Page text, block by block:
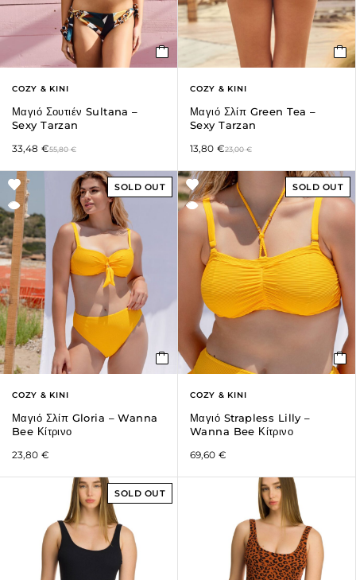
COZY & KINI
Μαγιό Σουτιέν Sultana –
Sexy Tarzan
55,80€
33,48 €
COZY & KINI
Μαγιό Σλίπ Green Tea –
Sexy Tarzan
23,00€
13,80 €
SOLD OUT
COZY & KINI
Μαγιό Σλίπ Gloria – Wanna
Bee Κίτρινο
23,80 €
SOLD OUT
COZY & KINI
Μαγιό Strapless Lilly –
Wanna Bee Κίτρινο
69,60 €
SOLD OUT